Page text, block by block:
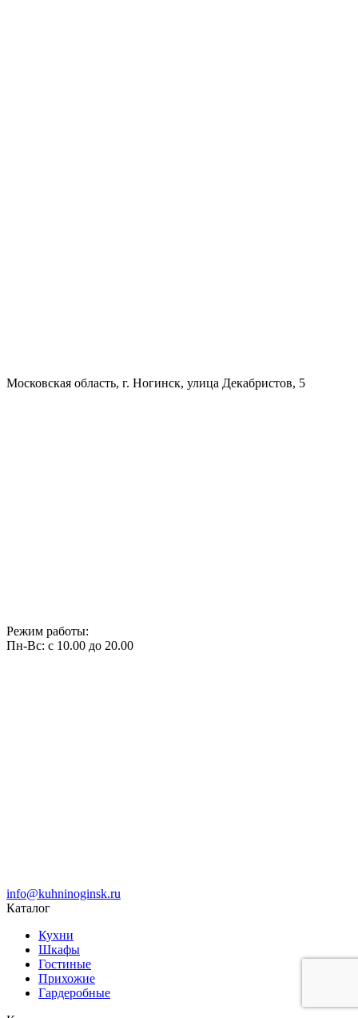
Московская область, г. Ногинск, улица Декабристов, 5
Режим работы:
Пн-Вс: с 10.00 до 20.00
info@kuhninoginsk.ru
Каталог
Кухни
Шкафы
Гостиные
Прихожие
Гардеробные